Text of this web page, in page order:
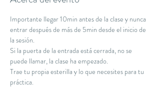
Importante llegar 10min antes de la clase y nunca
entrar después de más de 5min desde el inicio de
la sesión.
Si la puerta de la entrada está cerrada, no se
puede llamar, la clase ha empezado.
Trae tu propia esterilla y lo que necesites para tu
práctica.